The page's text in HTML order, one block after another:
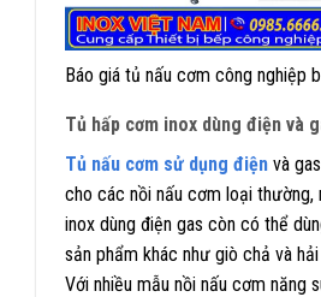
Báo giá tủ nấu cơm công nghiệp
Tủ hấp cơm inox dùng điện và
Tủ nấu cơm sử dụng điện và
cho các nồi nấu cơm loại thường,
inox dùng điện gas còn có thể
sản phẩm khác như giò chả và
Với nhiều mẫu nồi nấu cơm năng